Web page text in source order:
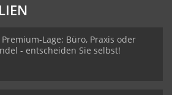
Lage: Büro, Praxis oder
- entscheiden Sie selbst!